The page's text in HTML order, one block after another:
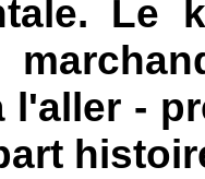
Le
l'aller -